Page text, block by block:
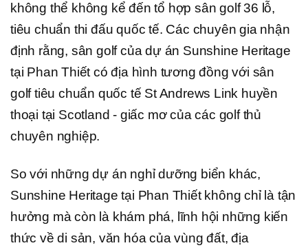
không thể không kể đến tổ hợp sân golf 36 lỗ,
tiêu chuẩn thi đấu quốc tế. Các chuyên gia nhận
định rằng, sân golf của dự án Sunshine Heritage
tại Phan Thiết có địa hình tương đồng với sân
golf tiêu chuẩn quốc tế St Andrews Link huyền
thoại tại Scotland - giấc mơ của các golf thủ
chuyên nghiệp.
So với những dự án nghỉ dưỡng biển khác,
Sunshine Heritage tại Phan Thiết không chỉ là tận
hưởng mà còn là khám phá, lĩnh hội những kiến
thức về di sản, văn hóa của vùng đất, địa